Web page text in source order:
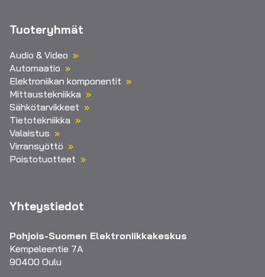
Tuoteryhmät
Audio & Video
Automaatio
Elektroniikan komponentit
Mittaustekniikka
Sähkötarvikkeet
Tietotekniikka
Valaistus
Virransyöttö
Poistotuotteet
Yhteystiedot
Pohjois-Suomen Elektroniikkakeskus
Kempeleentie 7A
90400 Oulu